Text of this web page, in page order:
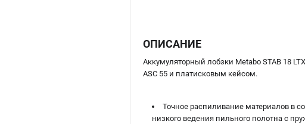
ОПИСАНИЕ
Аккумуляторный лобзки Metabo STAB 18
ASC 55 и платисковым кейсом.
Точное распиливание материалов в
низкого ведения пильного полотна с